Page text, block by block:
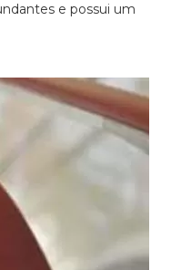
e possui um